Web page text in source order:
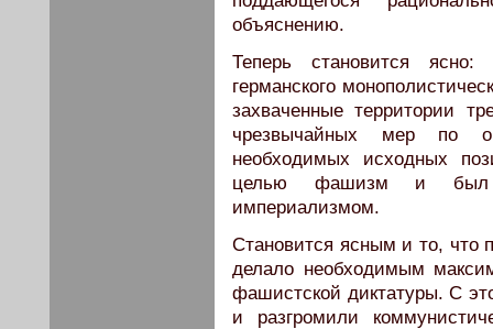
объяснению.
Теперь становится ясно:
германского
захваченные территории
чрезвычайных мер по
необходимых исходных
целью фашизм и был
империализмом.
Становится ясным и то, что
делало необходимым
фашистской диктатуры. С
и разгромили